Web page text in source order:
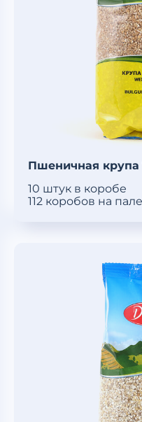
Пшеничная крупа
10 штук в коробе
112 коробов на